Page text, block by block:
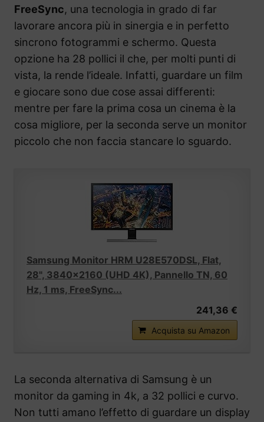
FreeSync, una tecnologia in grado di far
lavorare ancora più in sinergia e in perfetto
sincrono fotogrammi e schermo. Questa
opzione ha 28 pollici il che, per molti punti di
vista, la rende l’ideale. Infatti, guardare un film
e giocare sono due cose assai differenti:
mentre per fare la prima cosa un cinema è la
cosa migliore, per la seconda serve un monitor
piccolo che non faccia stancare lo sguardo.
Samsung Monitor HRM U28E570DSL, Flat,
28", 3840x2160 (UHD 4K), Pannello TN, 60
Hz, 1 ms, FreeSync...
241,36 €
Acquista su Amazon
La seconda alternativa di Samsung è un
monitor da gaming in 4k, a 32 pollici e curvo.
Non tutti amano l’effetto di guardare un display